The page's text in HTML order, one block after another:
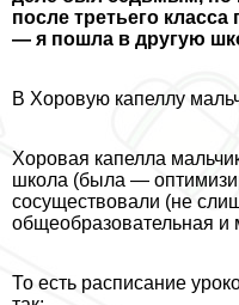
после третьего
— я пошла в другую
В Хоровую капеллу
Хоровая капелла
школа (была —
сосуществовали (не
общеобразовательная и
То есть расписание